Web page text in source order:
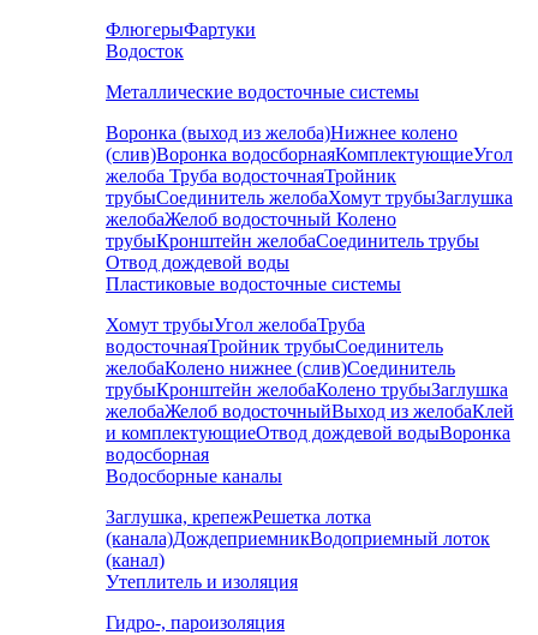
ФлюгерыФартуки
Водосток
Металлические водосточные системы
Воронка (выход из желоба)Нижнее колено
(слив)Воронка водосборнаяКомплектующиеУгол
желоба Труба водосточнаяТройник
трубыСоединитель желобаХомут трубыЗаглушка
желобаЖелоб водосточный Колено
трубыКронштейн желобаСоединитель трубы
Отвод дождевой воды
Пластиковые водосточные системы
Хомут трубыУгол желобаТруба
водосточнаяТройник трубыСоединитель
желобаКолено нижнее (слив)Соединитель
трубыКронштейн желобаКолено трубыЗаглушка
желобаЖелоб водосточныйВыход из желобаКлей
и комплектующиеОтвод дождевой водыВоронка
водосборная
Водосборные каналы
Заглушка, крепежРешетка лотка
(канала)ДождеприемникВодоприемный лоток
(канал)
Утеплитель и изоляция
Гидро-, пароизоляция